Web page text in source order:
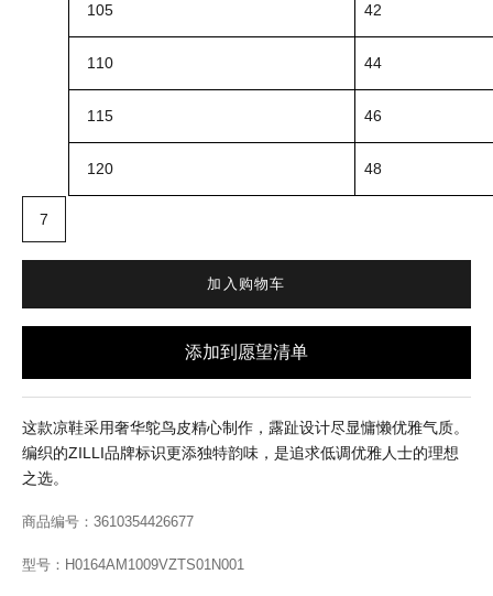
105 42
110 44
115 46
120 48
7
加入购物车
这款凉鞋采用奢华鸵鸟皮精心制作，露趾设计尽显慵懒优雅气质。
编织的ZILLI品牌标识更添独特韵味，是追求低调优雅人士的理想
之选。
商品编号：3610354426677
型号： H0164AM1009VZTS01N001